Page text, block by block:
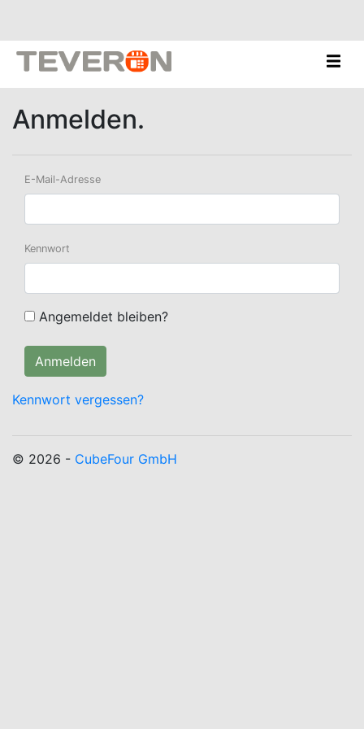
Anmelden.
E-Mail-Adresse
Kennwort
Angemeldet bleiben?
Kennwort vergessen?
© 2026 - CubeFour GmbH